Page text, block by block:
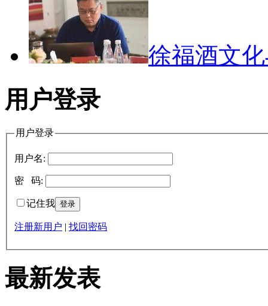
徐福酒文
用户登录
用户登录
用户名:
密 码:
记住我
注册新用户 | 找回密码
最新发表